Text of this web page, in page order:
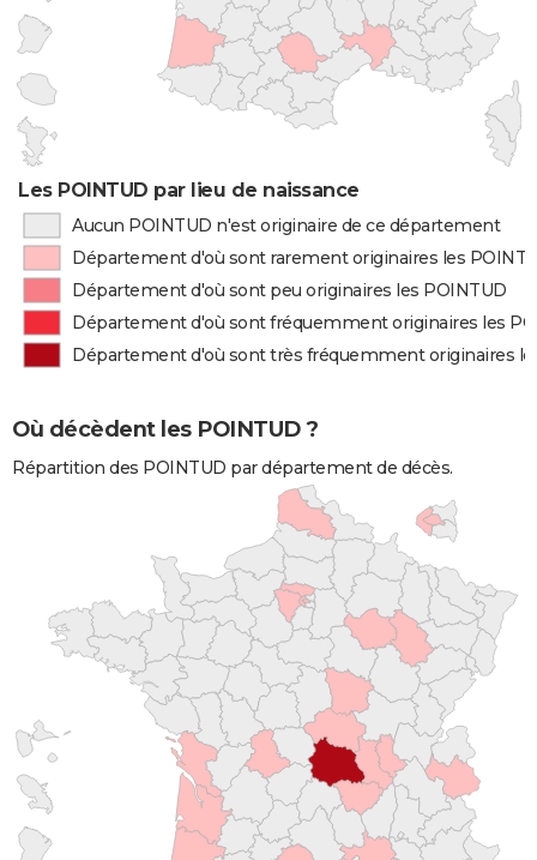
Les POINTUD par lieu de naissance
Aucun POINTUD n'est originaire de ce département
Département d'où sont rarement originaires les
Département d'où sont peu originaires les POINTUD
Département d'où sont fréquemment originaires les
Département d'où sont très fréquemment originaires
Où décèdent les POINTUD ?
Répartition des POINTUD par département de décès.